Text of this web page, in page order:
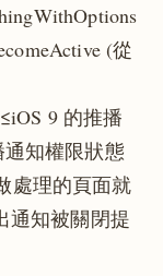
(從
9 的推播
知權限狀態
處理的頁面就
通知被關閉提